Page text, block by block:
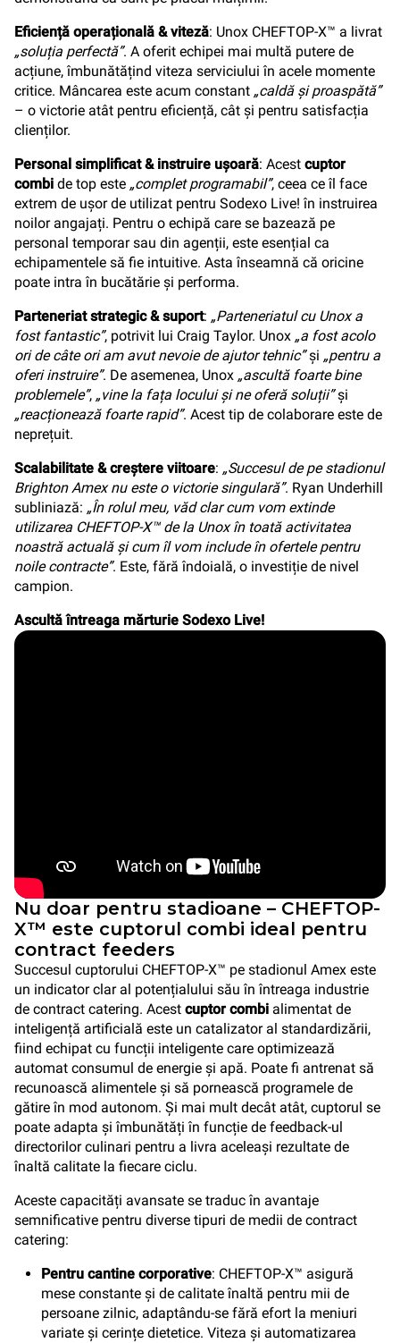
Eficiență operațională & viteză: Unox CHEFTOP-X™ a livrat
„soluția perfectă”. A oferit echipei mai multă putere de
acțiune, îmbunătățind viteza serviciului în acele momente
critice. Mâncarea este acum constant „caldă și proaspătă”
– o victorie atât pentru eficiență, cât și pentru satisfacția
clienților.
Personal simplificat & instruire ușoară: Acest cuptor
combi de top este „complet programabil”, ceea ce îl face
extrem de ușor de utilizat pentru Sodexo Live! în instruirea
noilor angajați. Pentru o echipă care se bazează pe
personal temporar sau din agenții, este esențial ca
echipamentele să fie intuitive. Asta înseamnă că oricine
poate intra în bucătărie și performa.
Parteneriat strategic & suport: „Parteneriatul cu Unox a
fost fantastic”, potrivit lui Craig Taylor. Unox „a fost acolo
ori de câte ori am avut nevoie de ajutor tehnic”și „pentru a
oferi instruire”. De asemenea, Unox „ascultă foarte bine
problemele”, „vine la fața locului și ne oferă soluții”și
„reacționează foarte rapid”. Acest tip de colaborare este de
neprețuit.
Scalabilitate & creștere viitoare: „Succesul de pe stadionul
Brighton Amex nu este o victorie singulară”. Ryan Underhill
subliniază: „În rolul meu, văd clar cum vom extinde
utilizarea CHEFTOP-X™ de la Unox în toată activitatea
noastră actuală și cum îl vom include în ofertele pentru
noile contracte”. Este, fără îndoială, o investiție de nivel
campion.
Ascultă întreaga mărturie Sodexo Live!
Nu doar pentru stadioane – CHEFTOP-
X™ este cuptorul combi ideal pentru
contract feeders
Succesul cuptorului CHEFTOP-X™ pe stadionul Amex este
un indicator clar al potențialului său în întreaga industrie
de contract catering. Acest cuptor combi alimentat de
inteligență artificială este un catalizator al standardizării,
fiind echipat cu funcții inteligente care optimizează
automat consumul de energie și apă. Poate fi antrenat să
recunoască alimentele și să pornească programele de
gătire în mod autonom. Și mai mult decât atât, cuptorul se
poate adapta și îmbunătăți în funcție de feedback-ul
directorilor culinari pentru a livra aceleași rezultate de
înaltă calitate la fiecare ciclu.
Aceste capacități avansate se traduc în avantaje
semnificative pentru diverse tipuri de medii de contract
catering:
Pentru cantine corporative: CHEFTOP-X™ asigură
mese constante și de calitate înaltă pentru mii de
persoane zilnic, adaptându-se fără efort la meniuri
variate și cerințe dietetice. Viteza și automatizarea